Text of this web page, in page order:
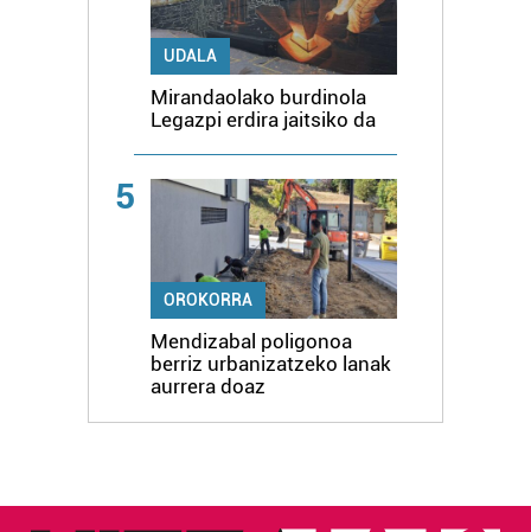
UDALA
Mirandaolako burdinola
Legazpi erdira jaitsiko da
5
OROKORRA
Mendizabal poligonoa
berriz urbanizatzeko lanak
aurrera doaz